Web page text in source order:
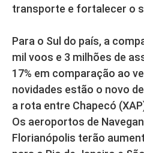
transporte e fortalecer o
Para o Sul do país, a
mil voos e 3 milhões de
17% em comparação ao
novidades estão o novo
a rota entre Chapecó
Os aeroportos de
Florianópolis terão